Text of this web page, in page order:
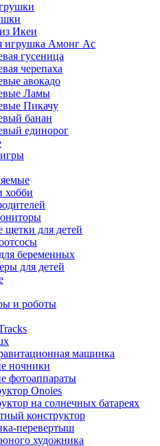
Икеи
игрушка Амонг Ас
гусеница
черепаха
авокадо
Ламы
Пикачу
банан
единорог
хобби
щетки для детей
беременных
для детей
и роботы
машинка
ночники
фотоаппараты
Onoies
на солнечных батареях
конструктор
перевертыш
художника